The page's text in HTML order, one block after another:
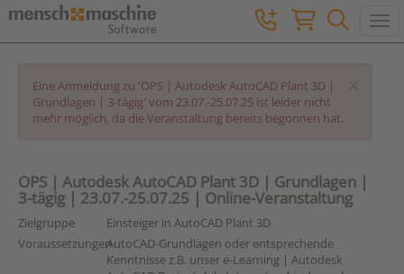
Eine Anmeldung zu 'OPS | Autodesk AutoCAD Plant 3D |
Grundlagen | 3-tägig' vom 23.07.-25.07.25 ist leider nicht
mehr möglich, da die Veranstaltung bereits begonnen hat.
OPS | Autodesk AutoCAD Plant 3D | Grundlagen |
3-tägig | 23.07.-25.07.25 | Online-Veranstaltung
Zielgruppe
Einsteiger in AutoCAD Plant 3D
VoraussetzungenAutoCAD-Grundlagen oder entsprechende
Kenntnisse z.B. unser e-Learning | Autodesk